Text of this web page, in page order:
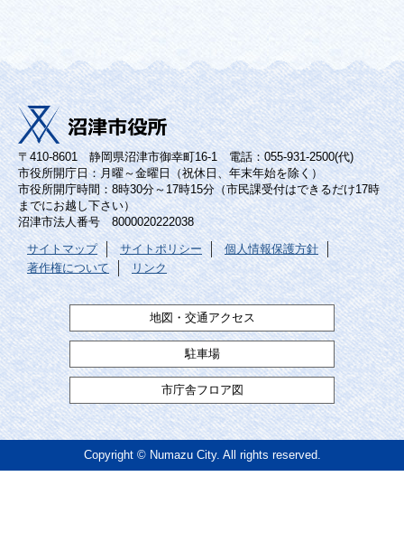
〒410-8601 静岡県沼津市御幸町16-1 電話：055-931-2500(代)
市役所開庁日：月曜～金曜日（祝休日、年末年始を除く）
市役所開庁時間：8時30分～17時15分（市民課受付はできるだけ17時
までにお越し下さい）
沼津市法人番号 8000020222038
サイトマップ サイトポリシー
個人情報保護方針
著作権について
リンク
地図・交通アクセス
駐車場
市庁舎フロア図
Copyright © Numazu City. All rights reserved.